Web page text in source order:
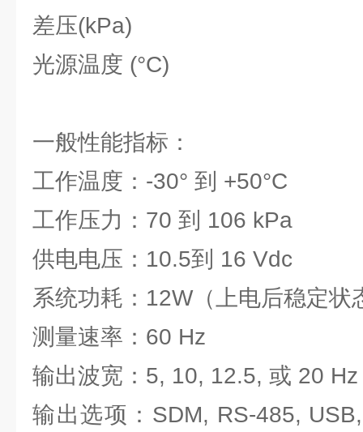
差压(kPa)
光源温度 (°C)
一般性能指标：
工作温度：-30° 到 +50°C
工作压力：70 到 106 kPa
供电电压：10.5到 16 Vdc
系统功耗：12W（上电后稳定状
测量速率：60 Hz
输出波宽：5, 10, 12.5, 或 20
输出选项：SDM, RS-485,